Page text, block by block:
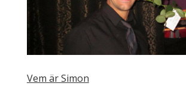
Vem är Simon